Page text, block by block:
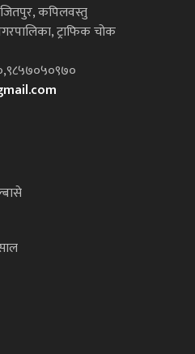
कपिलवस्तु
ट्राफिक चोक